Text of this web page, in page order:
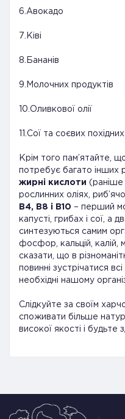
6.Авокадо
7.Ківі
8.Бананів
9.Молочних продуктів
10.Оливкової олії
11.Сої та соєвих похідних
Крім того пам’ятайте, що
потребує багато інших
жирні кислоти (раніше
рослинних оліях,
В4, В8 і В10 – перший
капусті, грибах і сої, а
синтезуються самим
фосфор, кальцій, калій,
сказати, що в
повинні зустрічатися
необхідні нашому
Слідкуйте за своїм
споживати більше
високої якості і будьте